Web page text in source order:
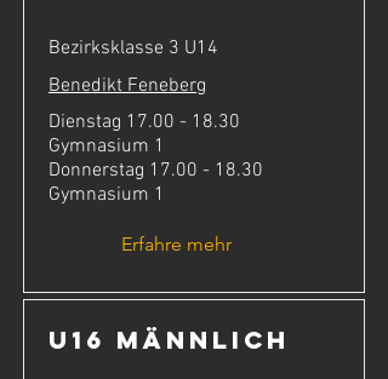
Bezirksklasse 3 U14
Benedikt Feneberg
Dienstag 17.00 - 18.30
Gymnasium 1
Donnerstag 17.00 - 18.30
Gymnasium 1
Erfahre mehr
U16 männlich